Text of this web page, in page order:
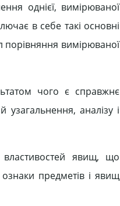
однієї, вимірюваної
в себе такі основні
порівняння вимірюваної
чого є справжнє
аналізу і
властивостей явищ, що
ознаки предметів і явищ